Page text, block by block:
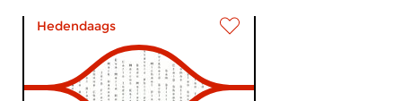
Hedendaags